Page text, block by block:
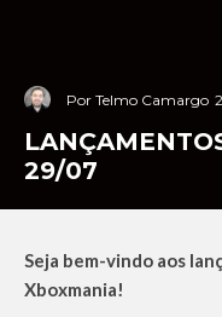
Por Telmo Camargo
29/07
Seja bem-vindo aos
Xboxmania!